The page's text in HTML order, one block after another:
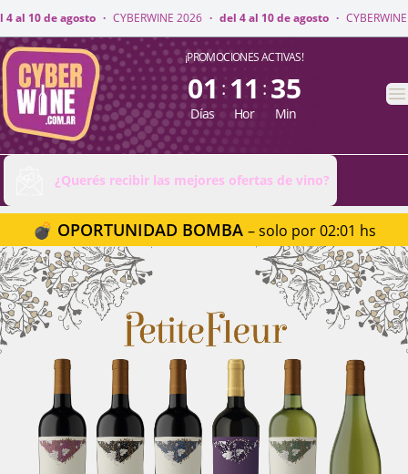
2026 · del 4 al 10 de agosto · CYBERWINE 2026 · del 4 al 10 de agosto
CyberWine ¡PROMOCIONES ACTIVAS!
01
Días
: 11
Hor
: 35
Min
¿Querés recibir las mejores ofertas de vino?
💣 OPORTUNIDAD BOMBA – solo por 02:01 hs